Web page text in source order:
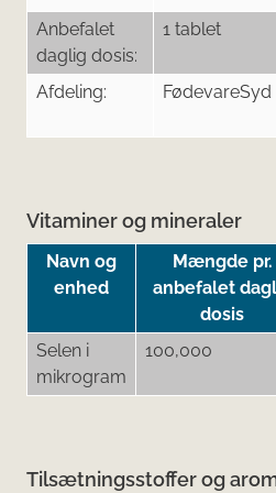
Anbefalet
daglig dosis:
1 tablet
Afdeling:
FødevareSyd
Vitaminer og mineraler
Navn og
enhed
Mængde pr.
anbefalet
dosis
Selen i
mikrogram
100,000
Tilsætningsstoffer og